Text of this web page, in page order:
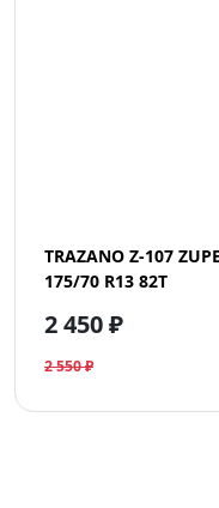
TRAZANO Z-107
175/70 R13 82T
2 450 ₽
2 550 ₽